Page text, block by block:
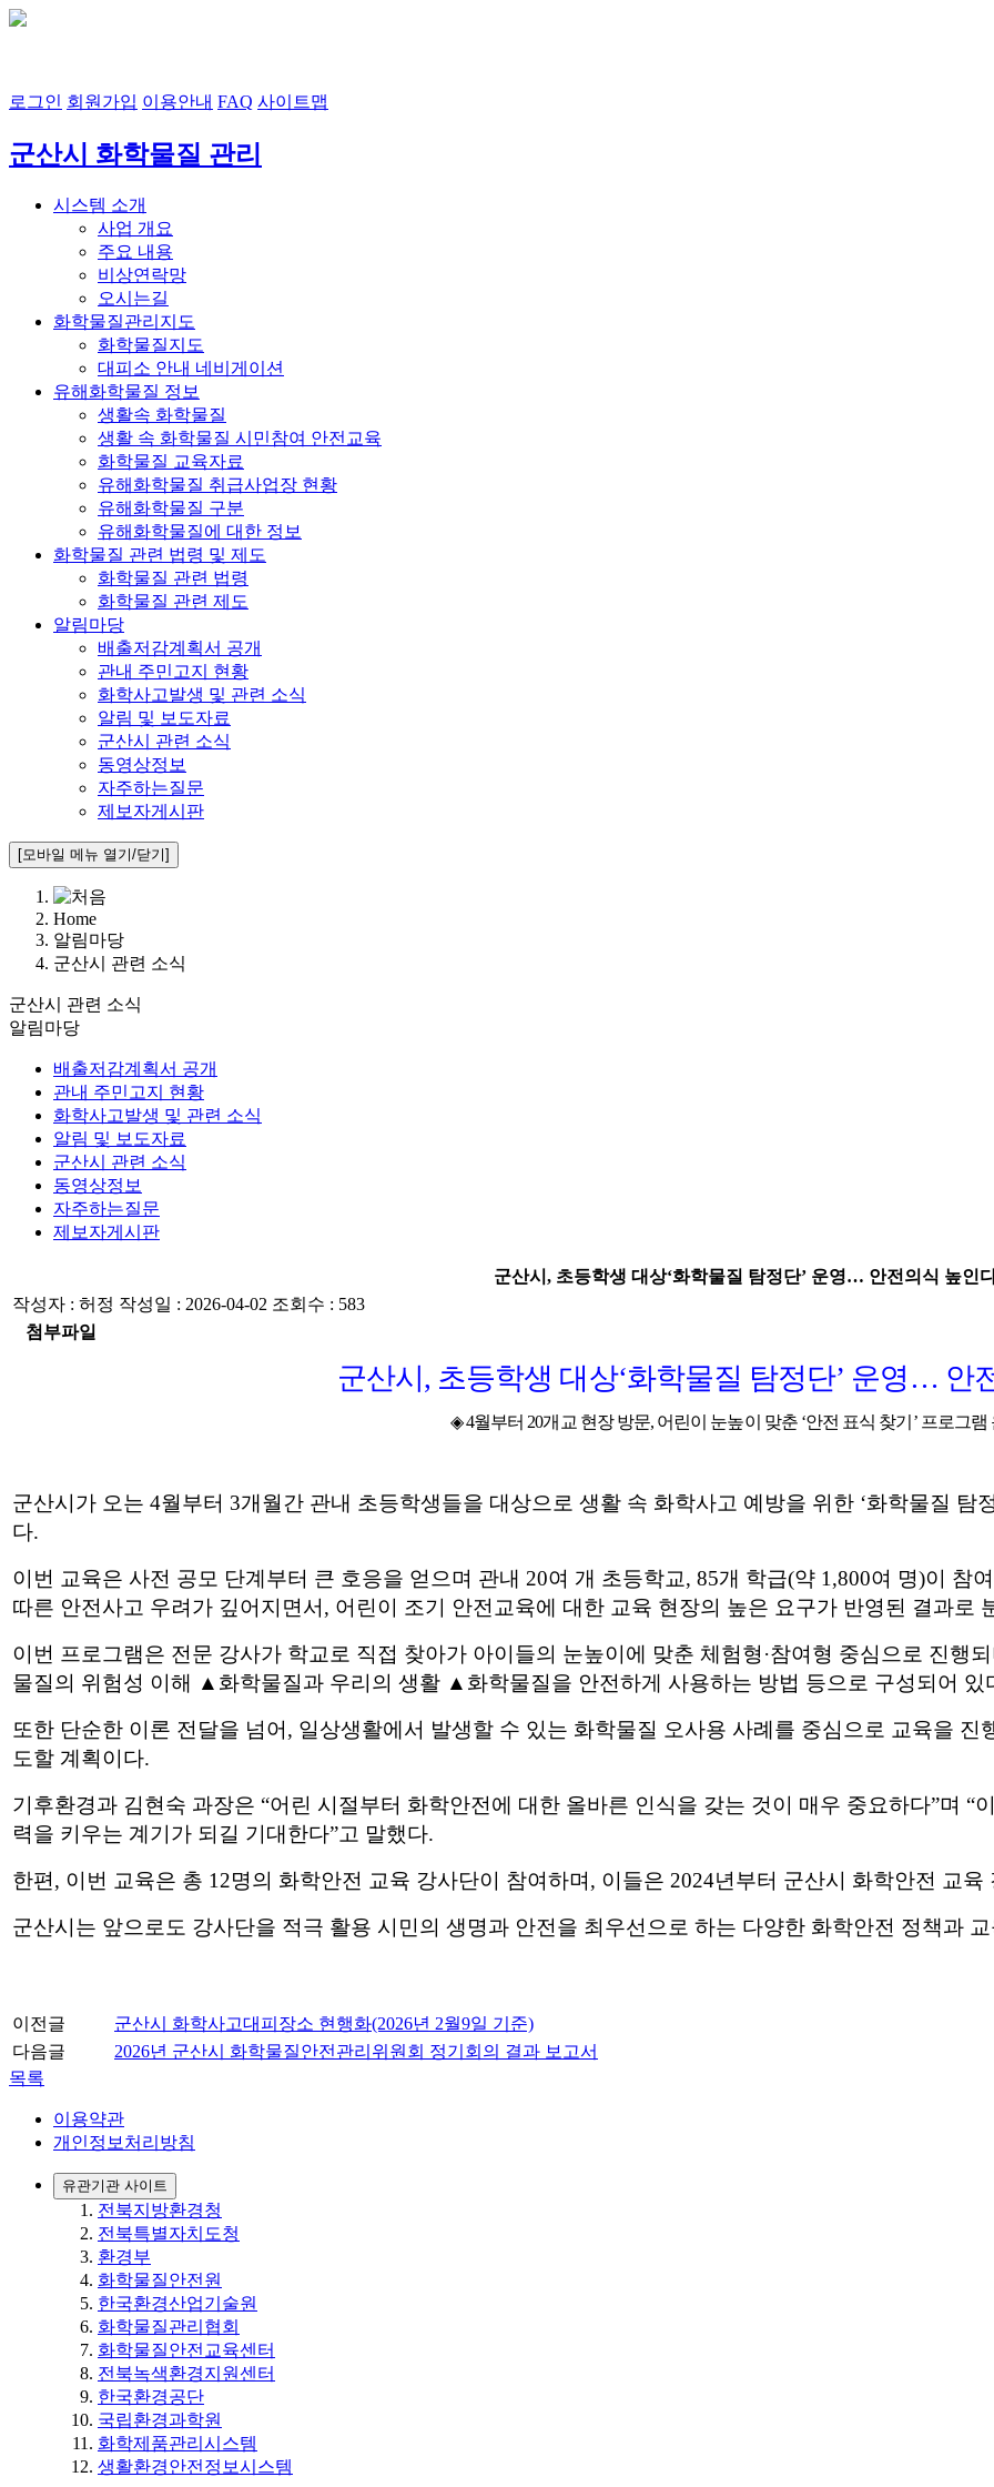
로그인 회원가입 이용안내 FAQ 사이트맵
군산시 화학물질 관리
시스템 소개
사업 개요
주요 내용
비상연락망
오시는길
화학물질관리지도
화학물질지도
대피소 안내 네비게이션
유해화학물질 정보
생활속 화학물질
생활 속 화학물질 시민참여 안전교육
화학물질 교육자료
유해화학물질 취급사업장 현황
유해화학물질 구분
유해화학물질에 대한 정보
화학물질 관련 법령 및 제도
화학물질 관련 법령
화학물질 관련 제도
알림마당
배출저감계획서 공개
관내 주민고지 현황
화학사고발생 및 관련 소식
알림 및 보도자료
군산시 관련 소식
동영상정보
자주하는질문
제보자게시판
[모바일 메뉴 열기/닫기]
Home
알림마당
군산시 관련 소식
군산시 관련 소식
알림마당
배출저감계획서 공개
관내 주민고지 현황
화학사고발생 및 관련 소식
알림 및 보도자료
군산시 관련 소식
동영상정보
자주하는질문
제보자게시판
군산시, 초등학생 대상‘화학물질 탐정단’ 운영… 안전의식 높인
작성자 : 허정 작성일 : 2026-04-02 조회수 : 583
첨부파일
군산시 , 초등학생 대상‘화학물질 탐정단’ 운영 … 안
◈4월부터 20개교 현장 방문, 어린이 눈높이 맞춘 ‘안전 표식 찾기 ’ 프로그램
군산시가 오는 4월부터 3개월간 관내 초등학생들을 대상으로 생활 속 화학사고 예방을 위한 ‘화학물질 탐
다.
이번 교육은 사전 공모 단계부터 큰 호응을 얻으며 관내 20여 개 초등학교, 85개 학급(약 1,800여 명)이 참
따른 안전사고 우려가 깊어지면서, 어린이 조기 안전교육에 대한 교육 현장의 높은 요구가 반영된 결과로
이번 프로그램은 전문 강사가 학교로 직접 찾아가 아이들의 눈높이에 맞춘 체험형 ·참여형 중심으로 진행되
물질의 위험성 이해 ▲ 화학물질과 우리의 생활 ▲ 화학물질을 안전하게 사용하는 방법 등으로 구성되어 있
또한 단순한 이론 전달을 넘어, 일상생활에서 발생할 수 있는 화학물질 오사용 사례를 중심으로 교육을
도할 계획이다.
기후환경과 김현숙 과장은 “어린 시절부터 화학안전에 대한 올바른 인식을 갖는 것이 매우 중요하다”며 “
력을 키우는 계기가 되길 기대한다”고 말했다.
한편, 이번 교육은 총 12명의 화학안전 교육 강사단이 참여하며, 이들은 2024년부터 군산시 화학안전 교
군산시는 앞으로도 강사단을 적극 활용 시민의 생명과 안전을 최우선으로 하는 다양한 화학안전 정책과
이전글
군산시 화학사고대피장소 현행화(2026년 2월9일 기준)
다음글
2026년 군산시 화학물질안전관리위원회 정기회의 결과 보고서
목록
이용약관
개인정보처리방침
유관기관 사이트
전북지방환경청
전북특별자치도청
환경부
화학물질안전원
한국환경산업기술원
화학물질관리협회
화학물질안전교육센터
전북녹색환경지원센터
한국환경공단
국립환경과학원
화학제품관리시스템
생활환경안전정보시스템